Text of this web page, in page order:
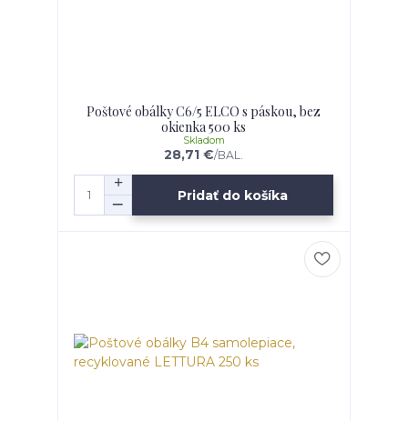
Poštové obálky C6/5 ELCO s páskou, bez
okienka 500 ks
28,71 €/BAL.
Skladom
Pridať do košíka